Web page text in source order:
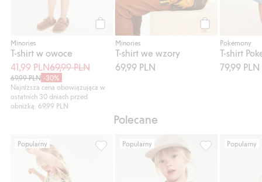
Minories
T-shirt w owoce
41,99 PLN69,99 PLN
69,99 PLN -30%
Najniższa cena obowiązująca w
ostatnich 30 dniach przed
obniżką: 69,99 PLN
Kup
Minories
T-shirt we wzory
69,99 PLN
Pokémony
T-shirt
79,99 PLN
Polecane
Popularny
T-shirt w owoce, Dodaj do listy ulubione
Popularny Popularny